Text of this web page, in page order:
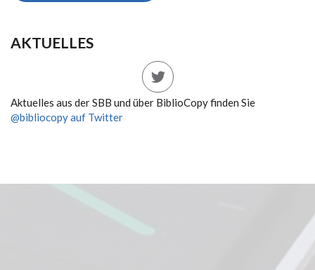
AKTUELLES
Aktuelles aus der SBB und über BiblioCopy finden Sie
@bibliocopy auf Twitter